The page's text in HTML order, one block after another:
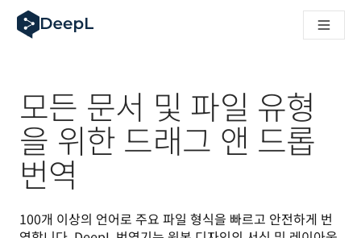
AI 에이전트용 DeepL
DeepL Translation Flow: 주요 사용 사례 및 통합 기능을 위한
기업용 언어 AI에 대한 신뢰 해독. Slator와의 대담
DeepL의 번역 품질 평가 시스템을 구축하는 방법
고품질 텍스트 번역에서 실시간 음성 플랫폼까지
Building an instantly accessible voice demo with DeepL
모든 문서 및 파일 유형
을 위한 드래그 앤 드롭
번역
100개 이상의 언어로 주요 파일 형식을 빠르고 안전하게 번